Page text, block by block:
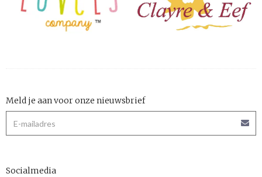
Meld je aan voor onze nieuwsbrief
Socialmedia